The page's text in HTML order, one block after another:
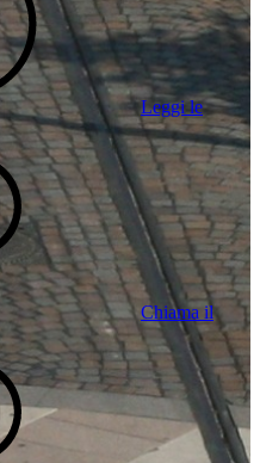
Leggi le
Chiama il